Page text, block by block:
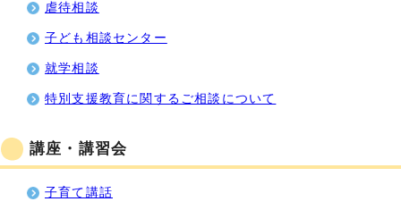
虐待相談
子ども相談センター
就学相談
特別支援教育に関するご相談について
講座・講習会
子育て講話